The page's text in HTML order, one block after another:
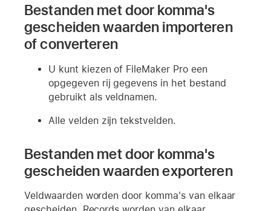
Bestanden met door komma's
gescheiden waarden importeren
of converteren
U kunt kiezen of FileMaker Pro een
opgegeven rij gegevens in het bestand
gebruikt als veldnamen.
Alle velden zijn tekstvelden.
Bestanden met door komma's
gescheiden waarden exporteren
Veldwaarden worden door komma's van elkaar